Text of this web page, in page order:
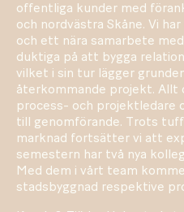
offentliga kunder med
och nordvästra Skåne. Vi
och ett nära samarbete
duktiga på att bygga
vilket i sin tur lägger
återkommande projekt. Allt
process- och projektledare
till genomförande. Trots
marknad fortsätter vi att
semestern har två nya
Med dem i vårt team
stadsbyggnad respektive